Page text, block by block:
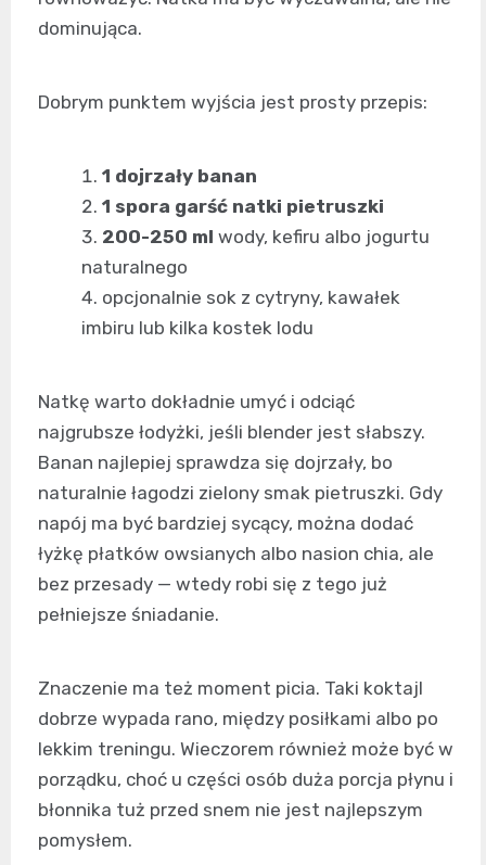
dominująca.
Dobrym punktem wyjścia jest prosty przepis:
1 dojrzały banan
1 spora garść natki pietruszki
200-250 ml wody, kefiru albo jogurtu
naturalnego
opcjonalnie sok z cytryny, kawałek
imbiru lub kilka kostek lodu
Natkę warto dokładnie umyć i odciąć
najgrubsze łodyżki, jeśli blender jest słabszy.
Banan najlepiej sprawdza się dojrzały, bo
naturalnie łagodzi zielony smak pietruszki. Gdy
napój ma być bardziej sycący, można dodać
łyżkę płatków owsianych albo nasion chia, ale
bez przesady — wtedy robi się z tego już
pełniejsze śniadanie.
Znaczenie ma też moment picia. Taki koktajl
dobrze wypada rano, między posiłkami albo po
lekkim treningu. Wieczorem również może być w
porządku, choć u części osób duża porcja płynu i
błonnika tuż przed snem nie jest najlepszym
pomysłem.